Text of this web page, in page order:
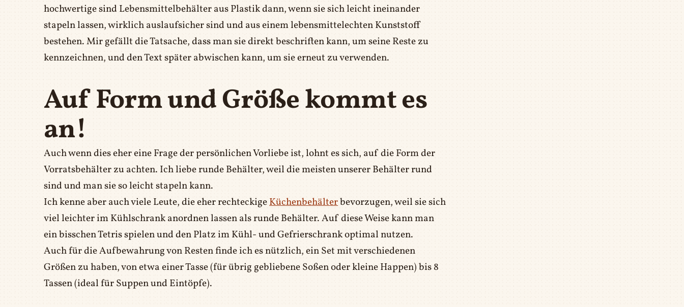
hochwertige sind Lebensmittelbehälter aus Plastik dann, wenn sie sich leicht ineinander
stapeln lassen, wirklich auslaufsicher sind und aus einem lebensmittelechten Kunststoff
bestehen. Mir gefällt die Tatsache, dass man sie direkt beschriften kann, um seine Reste zu
kennzeichnen, und den Text später abwischen kann, um sie erneut zu verwenden.
Auf Form und Größe kommt es
an!
Auch wenn dies eher eine Frage der persönlichen Vorliebe ist, lohnt es sich, auf die Form der
Vorratsbehälter zu achten. Ich liebe runde Behälter, weil die meisten unserer Behälter rund
sind und man sie so leicht stapeln kann.
Ich kenne aber auch viele Leute, die eher rechteckigeKüchenbehälterbevorzugen, weil sie sich
viel leichter im Kühlschrank anordnen lassen als runde Behälter. Auf diese Weise kann man
ein bisschen Tetris spielen und den Platz im Kühl- und Gefrierschrank optimal nutzen.
Auch für die Aufbewahrung von Resten finde ich es nützlich, ein Set mit verschiedenen
Größen zu haben, von etwa einer Tasse (für übrig gebliebene Soßen oder kleine Happen) bis 8
Tassen (ideal für Suppen und Eintöpfe).